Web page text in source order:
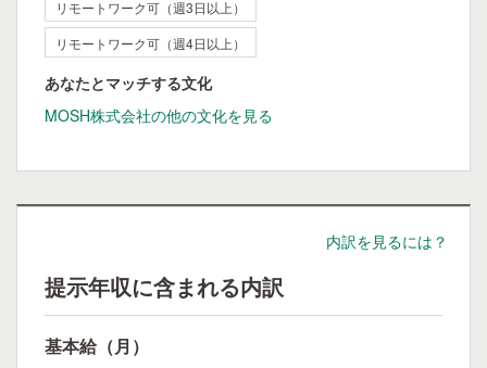
リモートワーク可（週3日以上）
リモートワーク可（週4日以上）
あなたとマッチする文化
MOSH株式会社の他の文化を見る
内訳を見るには？
提示年収に含まれる内訳
基本給（月）